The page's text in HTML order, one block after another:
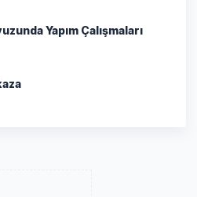
Yapım Çalışmaları